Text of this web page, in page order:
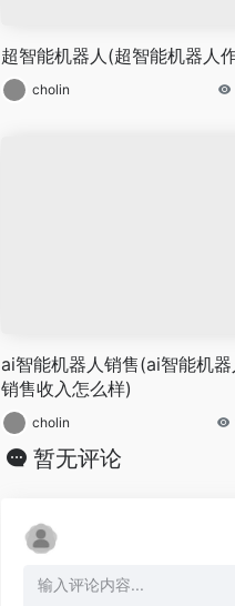
超智能机器人(超智能机器人
cholin
ai智能机器人销售(ai智能机器
销售收入怎么样)
cholin
暂无评论